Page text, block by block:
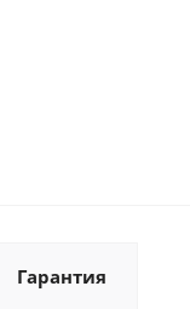
Гарантия